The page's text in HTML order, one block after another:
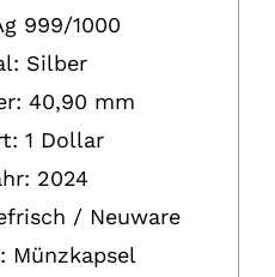
999/1000
Silber
40,90 mm
1 Dollar
2024
/ Neuware
Münzkapsel